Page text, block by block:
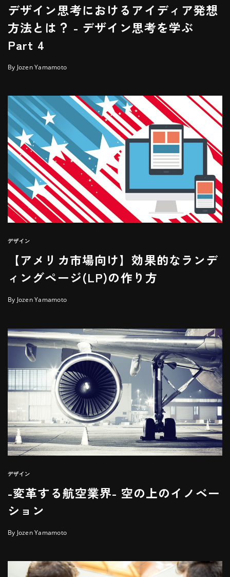
デザイン思考におけるアイディア発想
方法とは？ - デザイン思考を学ぶ
Part 4
By Jozen Yamamoto
デザイン
【アメリカ市場向け】効果的なランデ
ィングページ(LP)の作り方
By Jozen Yamamoto
デザイン
-変革する航空業界- 空の上のイノベー
ション
By Jozen Yamamoto